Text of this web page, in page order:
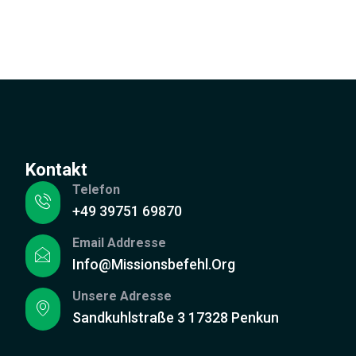
Kontakt
Telefon
+49 39751 69870
Email Addresse
Info@missionsbefehl.org
Unsere Adresse
Sandkuhlstraße 3 17328 Penkun